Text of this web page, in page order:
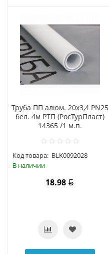
Труба ПП алюм. 20х3,4 PN25
бел. 4м РТП (РосТурПласт)
14365 /1 м.п.
Код товара: BLK0092028
В наличии
18.98